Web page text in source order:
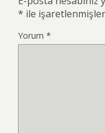
* ile
Yorum *